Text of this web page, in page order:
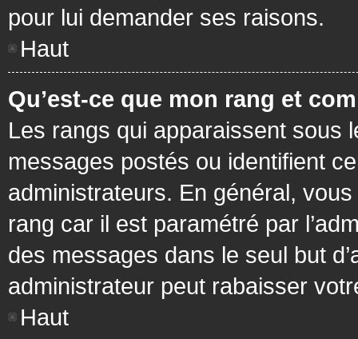
pour lui demander ses raisons.
Haut
Qu’est-ce que mon rang et
Les rangs qui apparaissent sous
messages postés ou identifient
administrateurs. En général,
rang car il est paramétré par
des messages dans le seul but
administrateur peut rabaisser
Haut